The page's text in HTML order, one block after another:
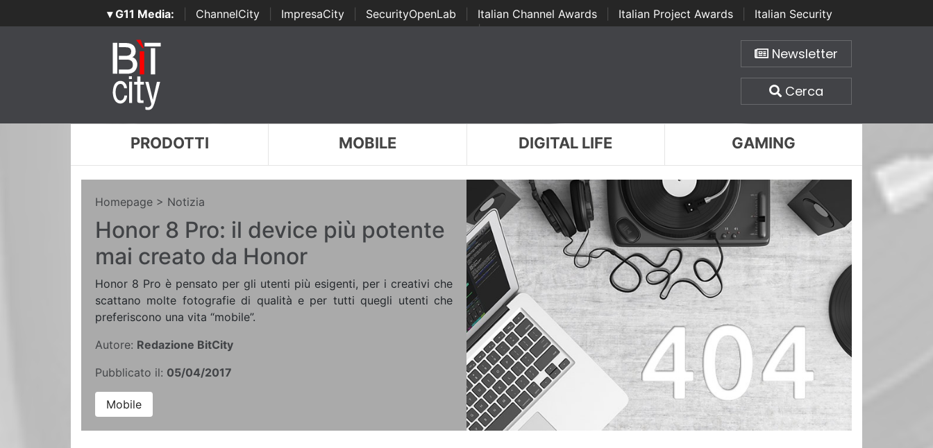
▾ G11 Media: ChannelCity ImpresaCity SecurityOpenLab Italian Channel Awards Italian Project Awards
Italian Security
Awards | ...
Newsletter
Cerca
PRODOTTI MOBILE DIGITAL LIFE GAMING
Homepage > Notizia
Honor 8 Pro: il device più potente
mai creato da Honor
Honor 8 Pro è pensato per gli utenti più esigenti, per i creativi che
scattano molte fotografie di qualità e per tutti quegli utenti che
preferiscono una vita “mobile”.
Autore: Redazione BitCity
Pubblicato il: 05/04/2017
Mobile